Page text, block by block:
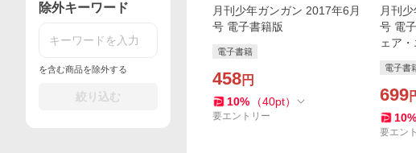
月刊少年ガンガン 2017年6月
号 電子書籍版
電子書籍
458円
10% （40pt）
要エントリー
月刊
号 電
ェア
橋 著
電子書
699
10%
要エン
除外キーワード
を含む商品を除外する
絞り込む